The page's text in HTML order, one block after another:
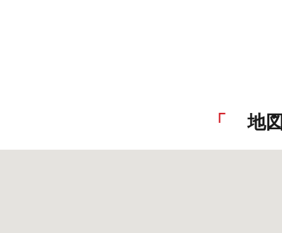
地図